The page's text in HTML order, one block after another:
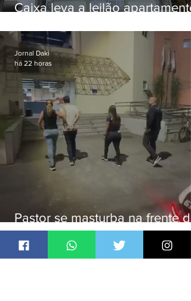
Caixa leva a leilão apartamento
Botafogo
Pastor se masturba na frente de
criança e é preso na Zona
Jornal Daki
há 22 horas